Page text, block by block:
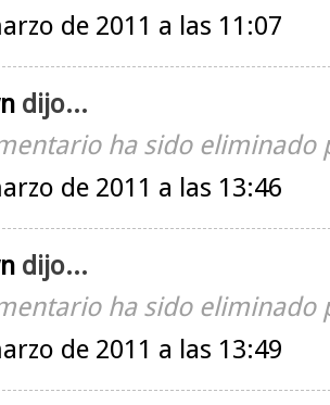
de 2011 a las 11:07
dijo...
ha sido eliminado
de 2011 a las 13:46
dijo...
ha sido eliminado
de 2011 a las 13:49